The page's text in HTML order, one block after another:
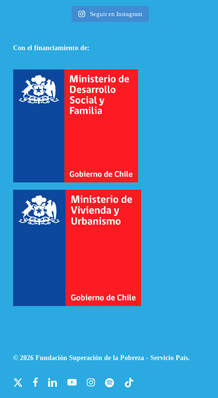
Seguir en Instagram
Con el financiamiento de:
© 2026 Fundación Superación de la Pobreza - Servicio País.
x-
facebooklinkedin youtube instagramspotify tiktok